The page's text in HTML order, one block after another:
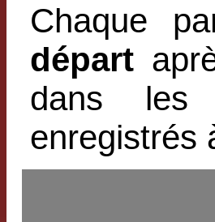
Chaque
départ
dans les
enregistrés